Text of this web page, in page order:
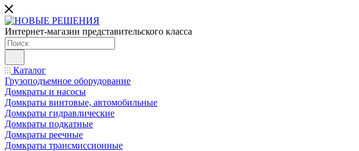
Интернет-магазин представительского класса
Каталог
Грузоподъемное оборудование
Домкраты и насосы
Домкраты винтовые, автомобильные
Домкраты гидравлические
Домкраты подкатные
Домкраты реечные
Домкраты трансмиссионные